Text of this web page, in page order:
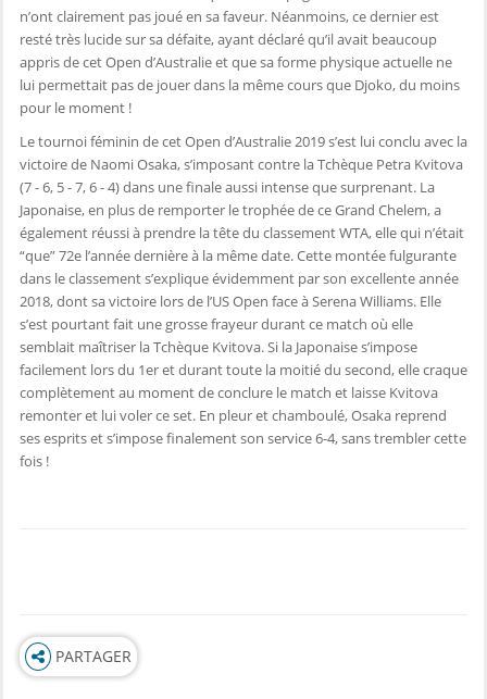
n’ont clairement pas joué en sa faveur. Néanmoins, ce dernier est
resté très lucide sur sa défaite, ayant déclaré qu’il avait beaucoup
appris de cet Open d’Australie et que sa forme physique actuelle ne
lui permettait pas de jouer dans la même cours que Djoko, du moins
pour le moment !
Le tournoi féminin de cet Open d’Australie 2019 s’est lui conclu avec la
victoire de Naomi Osaka, s’imposant contre la Tchèque Petra Kvitova
(7 - 6, 5 - 7, 6 - 4) dans une finale aussi intense que surprenant. La
Japonaise, en plus de remporter le trophée de ce Grand Chelem, a
également réussi à prendre la tête du classement WTA, elle qui n’était
“que” 72e l’année dernière à la même date. Cette montée fulgurante
dans le classement s’explique évidemment par son excellente année
2018, dont sa victoire lors de l’US Open face à Serena Williams. Elle
s’est pourtant fait une grosse frayeur durant ce match où elle
semblait maîtriser la Tchèque Kvitova. Si la Japonaise s’impose
facilement lors du 1er et durant toute la moitié du second, elle craque
complètement au moment de conclure le match et laisse Kvitova
remonter et lui voler ce set. En pleur et chamboulé, Osaka reprend
ses esprits et s’impose finalement son service 6-4, sans trembler cette
fois !
PARTAGER